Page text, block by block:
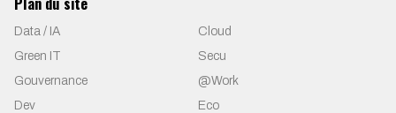
Data / IA
Cloud
Green IT
Secu
Gouvernance
@Work
Dev
Eco